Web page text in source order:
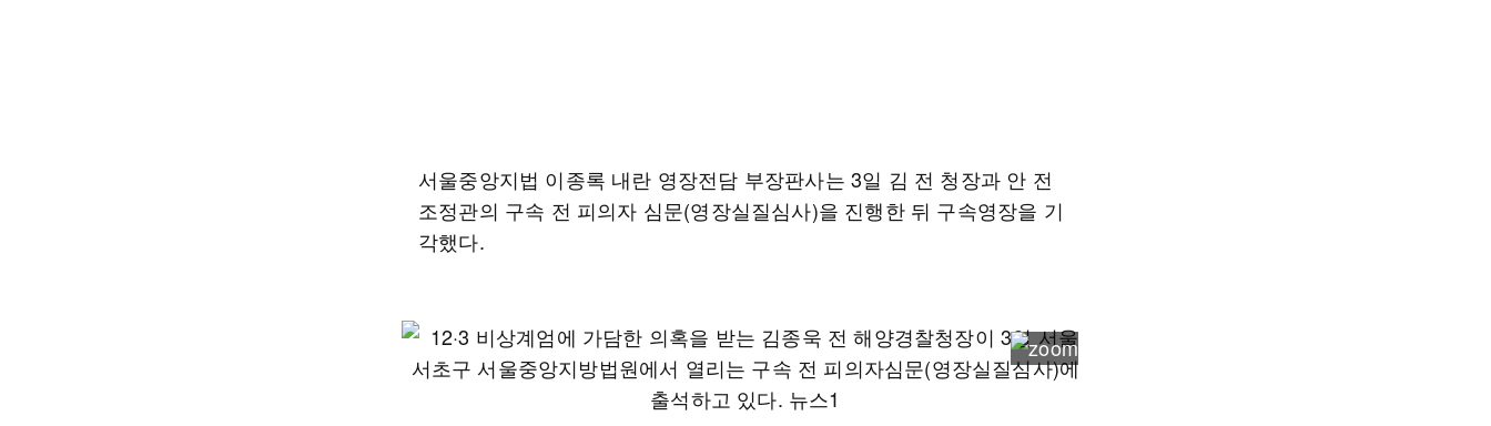
서울중앙지법 이종록 내란 영장전담 부장판사는 3일 김 전 청장과 안 전
조정관의 구속 전 피의자 심문(영장실질심사)을 진행한 뒤 구속영장을 기
각했다.